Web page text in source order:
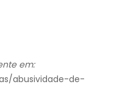
em:
abusividade-de-